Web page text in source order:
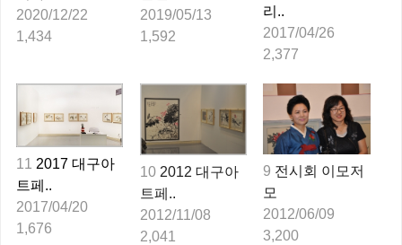
2020/12/22
1,434
2019/05/13
1,592
리..
2017/04/26
2,377
11 2017 대구아
트페..
2017/04/20
1,676
10 2012 대구아
트페..
2012/11/08
2,041
9 전시회 이모저
모
2012/06/09
3,200